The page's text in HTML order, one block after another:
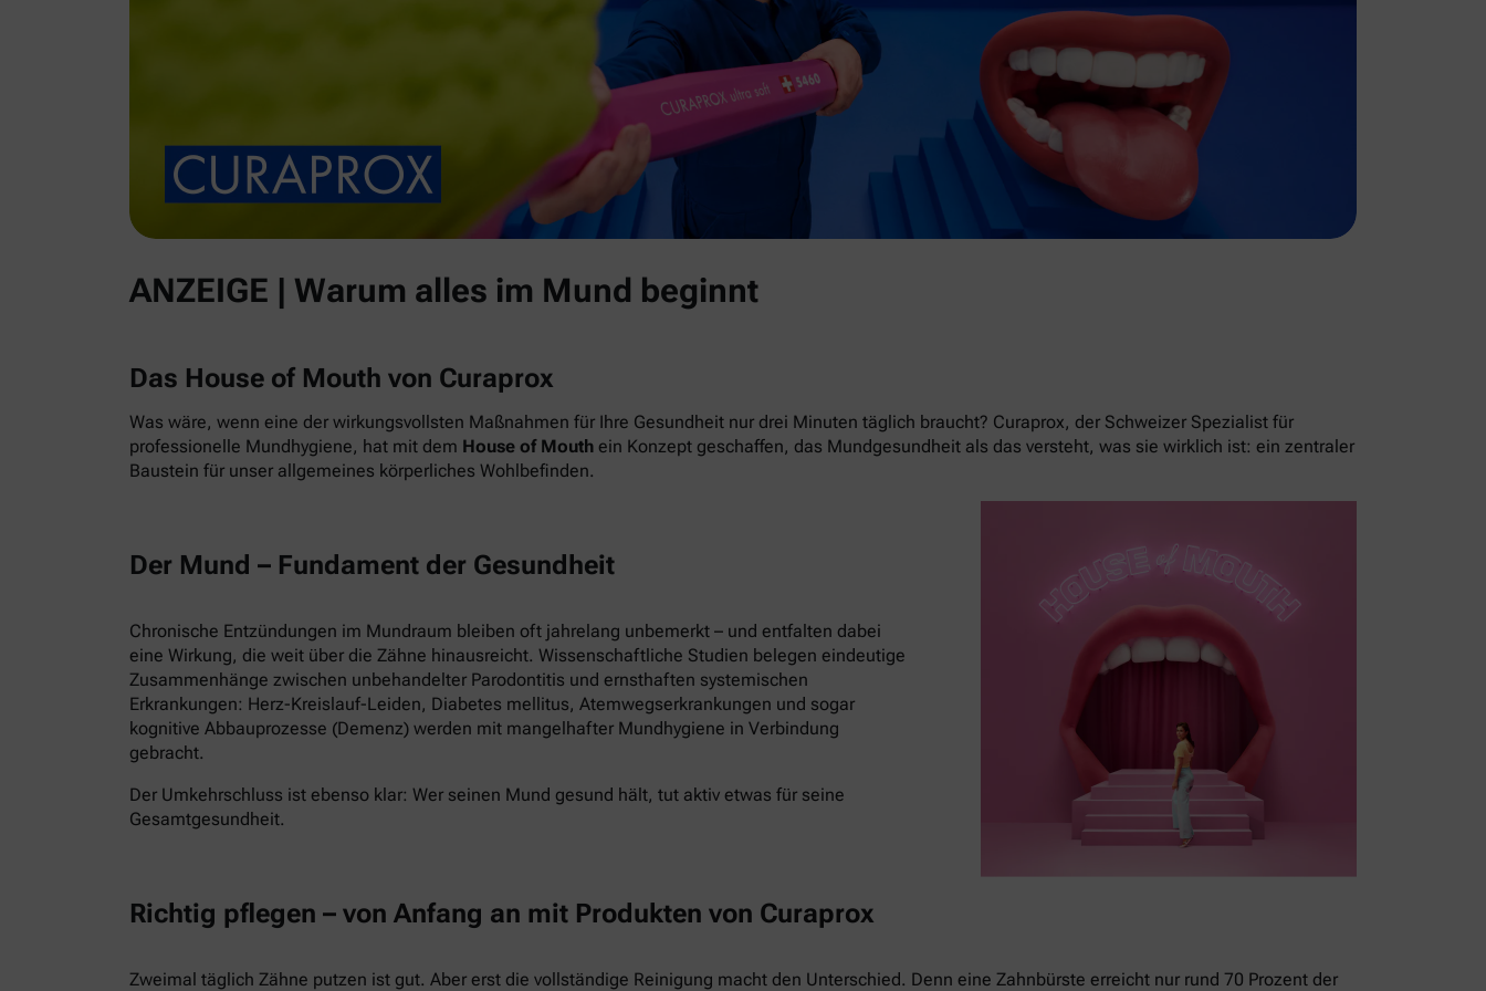
ANZEIGE | Warum alles im Mund beginnt
Das House of Mouth von Curaprox
Was wäre, wenn eine der wirkungsvollsten Maßnahmen für Ihre Gesundheit nur drei Minuten täglich braucht? Curaprox, der Schweizer Spezialist für
professionelle Mundhygiene, hat mit dem House of Mouth ein Konzept geschaffen, das Mundgesundheit als das versteht, was sie wirklich ist: ein zentraler
Baustein für unser allgemeines körperliches Wohlbefinden.
Der Mund – Fundament der Gesundheit
Chronische Entzündungen im Mundraum bleiben oft jahrelang unbemerkt – und entfalten dabei
eine Wirkung, die weit über die Zähne hinausreicht. Wissenschaftliche Studien belegen eindeutige
Zusammenhänge zwischen unbehandelter Parodontitis und ernsthaften systemischen
Erkrankungen: Herz-Kreislauf-Leiden, Diabetes mellitus, Atemwegserkrankungen und sogar
kognitive Abbauprozesse (Demenz) werden mit mangelhafter Mundhygiene in Verbindung
gebracht.
Der Umkehrschluss ist ebenso klar: Wer seinen Mund gesund hält, tut aktiv etwas für seine
Gesamtgesundheit.
Richtig pflegen – von Anfang an mit Produkten von Curaprox
Zweimal täglich Zähne putzen ist gut. Aber erst die vollständige Reinigung macht den Unterschied. Denn eine Zahnbürste erreicht nur rund 70 Prozent der